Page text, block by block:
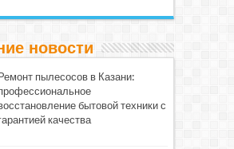
новости
Ремонт пылесосов в Казани:
бытовой техники с
качества